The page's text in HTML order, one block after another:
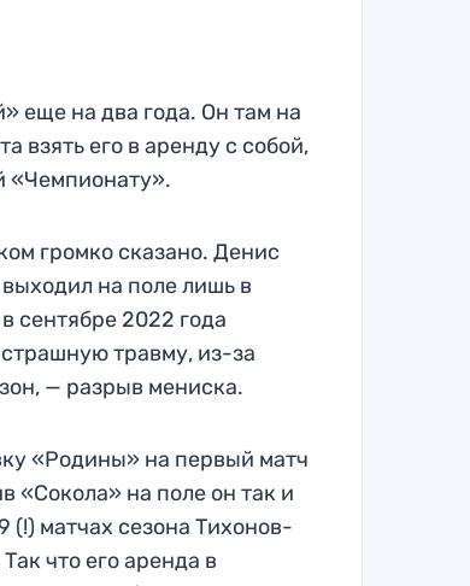
еще на два года. Он там на
взять его в аренду с собой,
«Чемпионату».
громко сказано. Денис
на поле лишь в
сентябре 2022 года
травму, из-за
— разрыв мениска.
«Родины» на первый матч
«Сокола» на поле он так и
(!) матчах сезона Тихонов-
что его аренда в